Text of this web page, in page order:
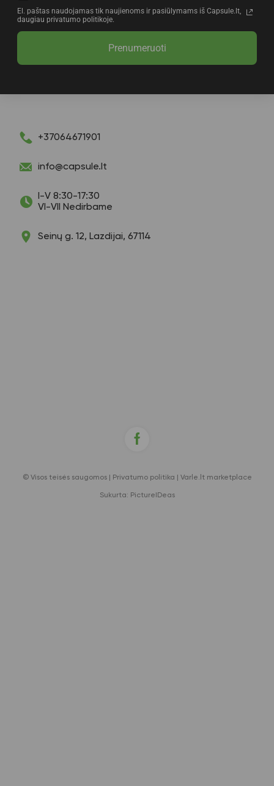
El. paštas naudojamas tik naujienoms ir pasiūlymams iš Capsule.lt,
daugiau privatumo politikoje.
Prenumeruoti
+37064671901
info@capsule.lt
I-V 8:30-17:30
VI-VII Nedirbame
Seinų g. 12, Lazdijai, 67114
© Visos teisės saugomos | Privatumo politika Varle.lt marketplace
Sukurta: PictureIDeas